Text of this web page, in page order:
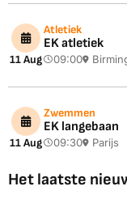
11 Aug
Atletiek
EK atletiek
09:00
11 Aug
Zwemmen
EK langebaan
09:30 Parijs
Het laatste